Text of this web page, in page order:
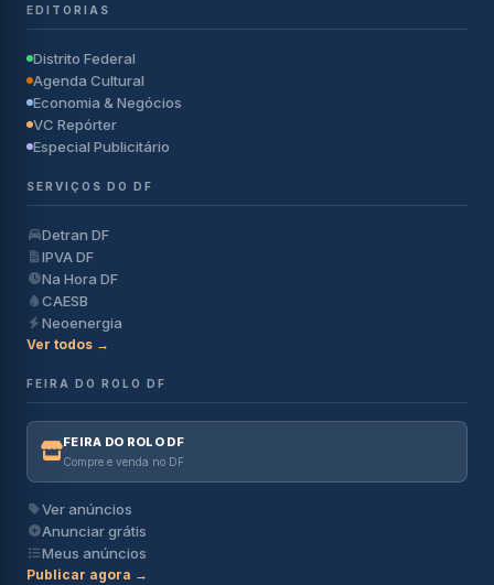
EDITORIAS
Distrito Federal
Agenda Cultural
Economia & Negócios
VC Repórter
Especial Publicitário
SERVIÇOS DO DF
Detran DF
IPVA DF
Na Hora DF
CAESB
Neoenergia
Ver todos →
FEIRA DO ROLO DF
FEIRA DO ROLO DF
Compre e venda no DF
Ver anúncios
Anunciar grátis
Meus anúncios
Publicar agora →